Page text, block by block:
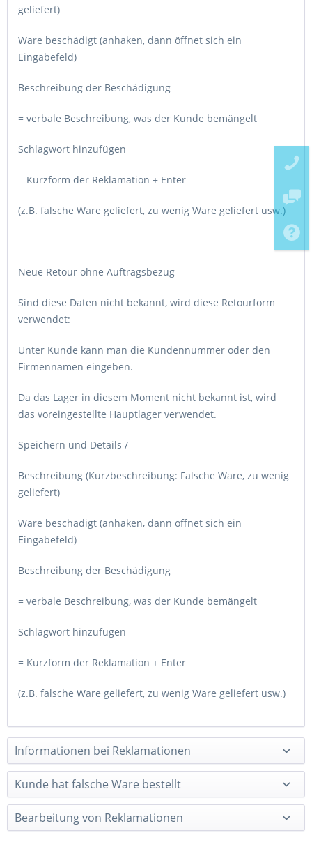
geliefert)
Ware beschädigt (anhaken, dann öffnet sich ein
Eingabefeld)
Beschreibung der Beschädigung
= verbale Beschreibung, was der Kunde bemängelt
Schlagwort hinzufügen
= Kurzform der Reklamation + Enter
(z.B. falsche Ware geliefert, zu wenig Ware geliefert usw.)
Neue Retour ohne Auftragsbezug
Sind diese Daten nicht bekannt, wird diese Retourform
verwendet:
Unter Kunde kann man die Kundennummer oder den
Firmennamen eingeben.
Da das Lager in diesem Moment nicht bekannt ist, wird
das voreingestellte Hauptlager verwendet.
Speichern und Details /
Beschreibung (Kurzbeschreibung: Falsche Ware, zu wenig
geliefert)
Ware beschädigt (anhaken, dann öffnet sich ein
Eingabefeld)
Beschreibung der Beschädigung
= verbale Beschreibung, was der Kunde bemängelt
Schlagwort hinzufügen
= Kurzform der Reklamation + Enter
(z.B. falsche Ware geliefert, zu wenig Ware geliefert usw.)
Informationen bei Reklamationen
Kunde hat falsche Ware bestellt
Bearbeitung von Reklamationen